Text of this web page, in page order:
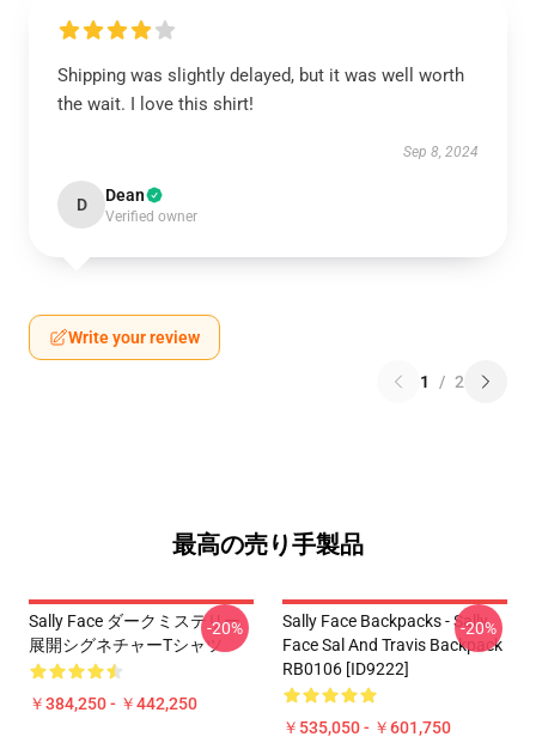
Shipping was slightly delayed, but it was well worth
the wait. I love this shirt!
Sep 8, 2024
D Dean
Verified owner
Write your review
1 / 2
最高の売り手製品
Sally Face ダークミステリー
展開シグネチャーTシャツ
￥384,250 - ￥442,250
-20%
Sally Face Backpacks - Sally
Face Sal And Travis Backpack
RB0106 [ID9222]
￥535,050 - ￥601,750
-20%